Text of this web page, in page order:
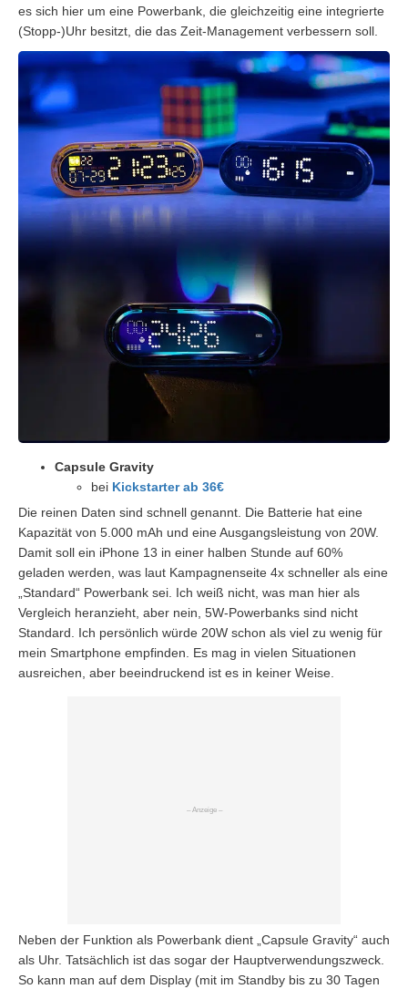
es sich hier um eine Powerbank, die gleichzeitig eine integrierte
(Stopp-)Uhr besitzt, die das Zeit-Management verbessern soll.
Capsule Gravity
bei Kickstarter ab 36€
Die reinen Daten sind schnell genannt. Die Batterie hat eine
Kapazität von 5.000 mAh und eine Ausgangsleistung von 20W.
Damit soll ein iPhone 13 in einer halben Stunde auf 60%
geladen werden, was laut Kampagnenseite 4x schneller als eine
„Standard“ Powerbank sei. Ich weiß nicht, was man hier als
Vergleich heranzieht, aber nein, 5W-Powerbanks sind nicht
Standard. Ich persönlich würde 20W schon als viel zu wenig für
mein Smartphone empfinden. Es mag in vielen Situationen
ausreichen, aber beeindruckend ist es in keiner Weise.
Neben der Funktion als Powerbank dient „Capsule Gravity“ auch
als Uhr. Tatsächlich ist das sogar der Hauptverwendungszweck.
So kann man auf dem Display (mit im Standby bis zu 30 Tagen